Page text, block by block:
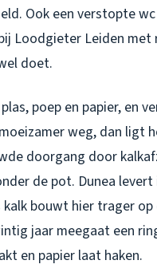
Ook een verstopte
Loodgieter Leiden
doet.
poep en papier, en
weg, dan ligt
doorgang door
de pot. Dunea
bouwt hier trager
jaar meegaat een
en papier laat haken.